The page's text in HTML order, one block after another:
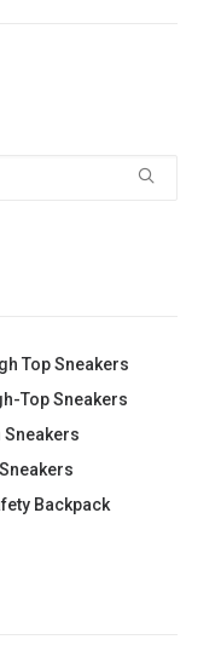
Top Sneakers
Top Sneakers
Sneakers
Backpack